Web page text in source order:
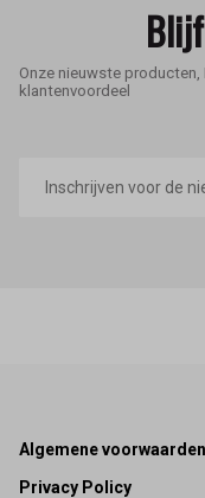
Onze nieuwste
klantenvoordeel
mailadres
Footer
Algemene voorwaarden
Privacy Policy